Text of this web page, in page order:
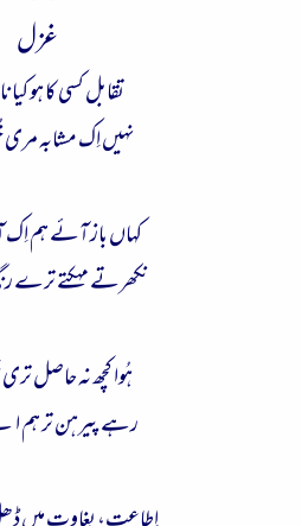
غزل
تقابل کسی کا ہو
نہیں اِک مشابہ
کہاں باز آئے ہم
نکھرتے مہکتے ترے
ہُوا کچھ نہ حاصل
رہے پیرہن تر ہم